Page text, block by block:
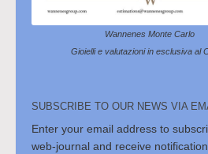
Wannenes Monte Carlo
Gioielli e valutazioni in esclusiva al
SUBSCRIBE TO OUR NEWS VIA
Enter your email address to
web-journal and receive